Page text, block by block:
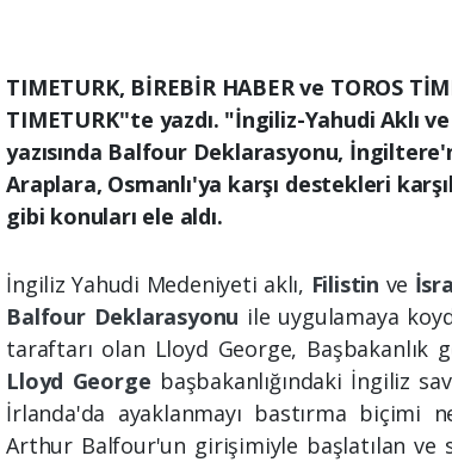
TIMETURK, BİREBİR HABER ve TOROS
TIMETURK''te yazdı. "İngiliz-Yahudi Aklı
yazısında Balfour Deklarasyonu,
Araplara, Osmanlı'ya karşı destekleri
gibi konuları ele aldı.
İngiliz Yahudi Medeniyeti aklı, Filistin ve
Balfour Deklarasyonu ile uygulamaya
taraftarı olan Lloyd George, Başbakanlık
Lloyd George başbakanlığındaki İngiliz
İrlanda'da ayaklanmayı bastırma biçimi
Arthur Balfour'un girişimiyle başlatılan